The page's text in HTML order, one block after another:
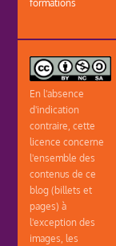
En l'absence
d'indication
contraire, cette
licence concerne
l'ensemble des
contenus de ce
blog (billets et
pages) à
l'exception des
images, les